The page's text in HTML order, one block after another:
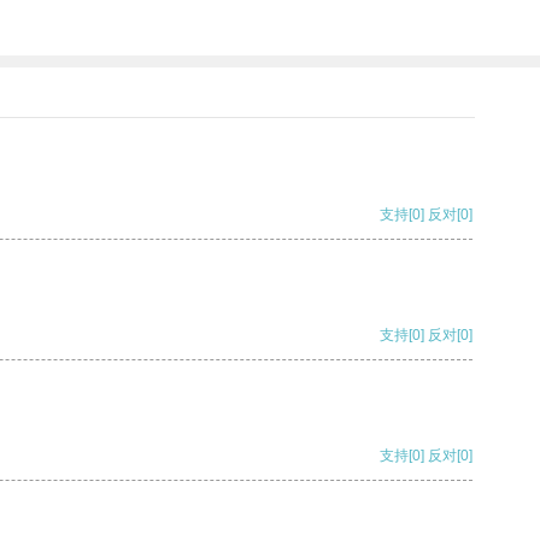
支持[0] 反对[0]
支持[0] 反对[0]
支持[0] 反对[0]